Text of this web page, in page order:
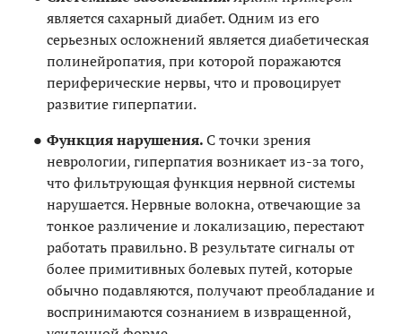
является сахарный диабет. Одним из его
серьезных осложнений является диабетическая
полинейропатия, при которой поражаются
периферические нервы, что и провоцирует
развитие гиперпатии.
Функция нарушения.С точки зрения
неврологии, гиперпатия возникает из-за того,
что фильтрующая функция нервной системы
нарушается. Нервные волокна, отвечающие за
тонкое различение и локализацию, перестают
работать правильно. В результате сигналы от
более примитивных болевых путей, которые
обычно подавляются, получают преобладание и
воспринимаются сознанием в извращенной,